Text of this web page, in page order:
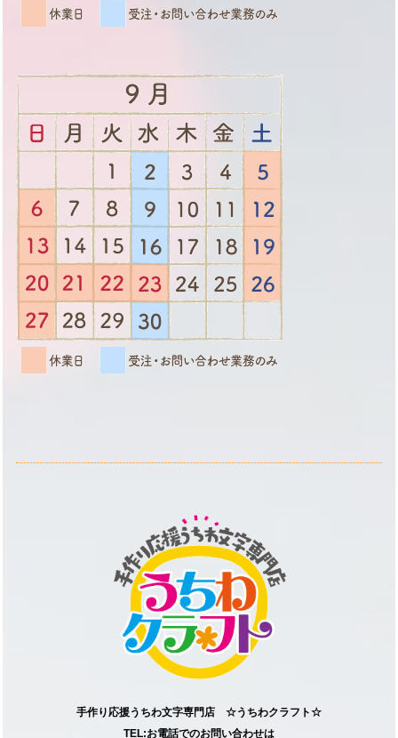
手作り応援うちわ文字専門店 ☆うちわクラフト☆
TEL:お電話でのお問い合わせは